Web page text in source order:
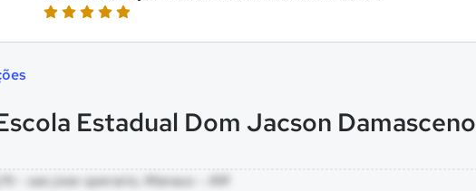
Estadual Dom Jacson Damasceno
- sao jose operario, Manaus - AM